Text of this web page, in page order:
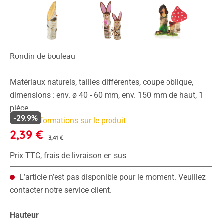
Rondin de bouleau
Matériaux naturels, tailles différentes, coupe oblique,
dimensions : env. ø 40 - 60 mm, env. 150 mm de haut, 1
pièce
Plus d'informations sur le produit
2,39 € 3,41 €
-29.9%
Prix TTC, frais de livraison en sus
L’article n’est pas disponible pour le moment. Veuillez
contacter notre service client.
Sélectionnez
Hauteur